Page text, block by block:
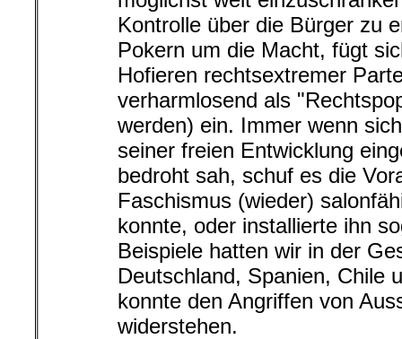
Kontrolle über die Bürger zu
Pokern um die Macht, fügt
Hofieren rechtsextremer
verharmlosend als
werden) ein. Immer wenn
seiner freien Entwicklung
bedroht sah, schuf es die
Faschismus (wieder)
konnte, oder installierte ihn
Beispiele hatten wir in der
Deutschland, Spanien, Chile
konnte den Angriffen von
widerstehen.